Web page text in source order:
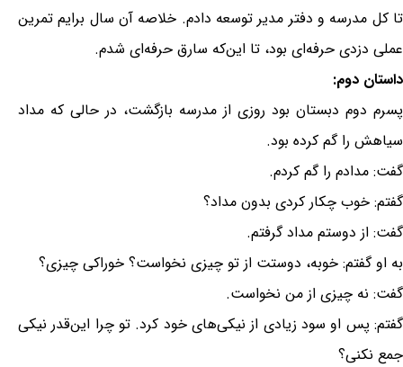
تا کل مدرسه و دفتر مدیر توسعه دادم. خلاصه آن سال برایم تمرین
عملی دزدی حرفه‌ای بود، تا این‌که سارق حرفه‌ای شدم.
داستان دوم:
پسرم دوم دبستان بود روزی از مدرسه بازگشت، در حالی که مداد
سیاهش را گم کرده بود.
گفت: مدادم را گم کردم.
گفتم: خوب چکار کردی بدون مداد؟
گفت: از دوستم مداد گرفتم.
به او گفتم: خوبه، دوستت از تو چیزی نخواست؟ خوراکی چیزی؟
گفت: نه چیزی از من نخواست.
گفتم: پس او سود زیادی از نیکی‌های خود کرد. تو چرا این‌قدر نیکی
جمع نکنی؟